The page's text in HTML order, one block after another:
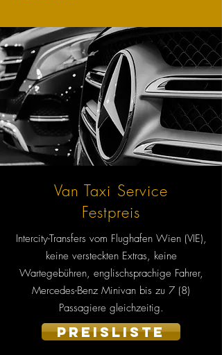
Van Taxi Service
Festpreis
Intercity-Transfers vom Flughafen Wien (VIE),
keine versteckten Extras, keine
Wartegebühren, englischsprachige Fahrer,
Mercedes-Benz Minivan bis zu 7 (8)
Passagiere gleichzeitig.
PREISLISTE